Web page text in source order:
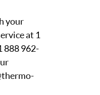
your
at 1
888 962-